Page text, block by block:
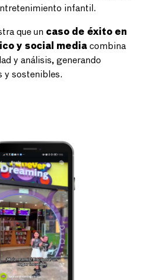
infantil.
que un caso de éxito en
y social media combina
y análisis, generando
y sostenibles.